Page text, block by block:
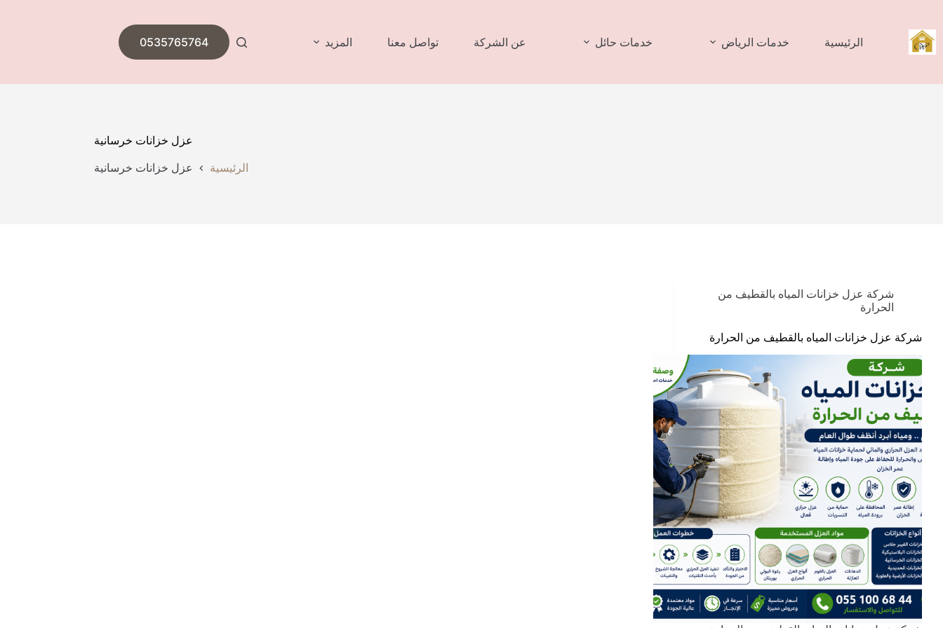
المحتوى
الرئيسية خدمات الرياض خدمات حائل عن الشركة تواصل معنا المزيد 0535765764
عزل خزانات خرسانية
الرئيسية عزل خزانات خرسانية
شركة عزل خزانات المياه بالقطيف من
الحرارة
شركة عزل خزانات المياه بالقطيف من الحرارة